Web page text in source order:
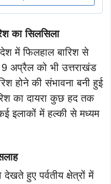
का सिलसिला
में फिलहाल बारिश से
अप्रैल को भी उत्तराखंड
होने की संभावना बनी हुई
का दायरा कुछ हद तक
इलाकों में हल्की से मध्यम
हुए पर्वतीय क्षेत्रों में